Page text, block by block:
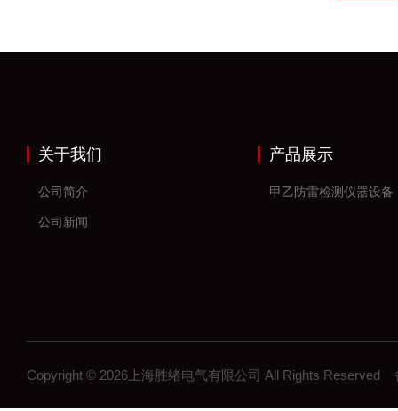
关于我们
公司简介
公司新闻
产品展示
甲乙防雷检测仪器设备
Copyright © 2026上海胜绪电气有限公司 All Rights Reserved